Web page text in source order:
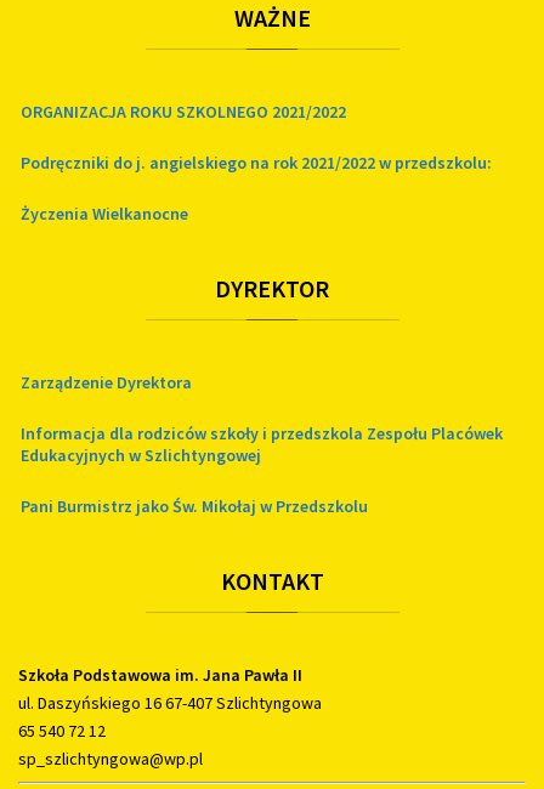
WAŻNE
ORGANIZACJA ROKU SZKOLNEGO 2021/2022
Podręczniki do j. angielskiego na rok 2021/2022 w przedszkolu:
Życzenia Wielkanocne
DYREKTOR
Zarządzenie Dyrektora
Informacja dla rodziców szkoły i przedszkola Zespołu Placówek
Edukacyjnych w Szlichtyngowej
Pani Burmistrz jako Św. Mikołaj w Przedszkolu
KONTAKT
Szkoła Podstawowa im. Jana Pawła II
ul. Daszyńskiego 16 67-407 Szlichtyngowa
65 540 72 12
sp_szlichtyngowa@wp.pl